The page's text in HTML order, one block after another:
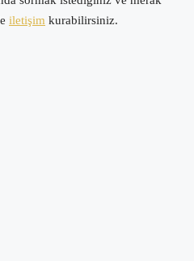
iletişim kurabilirsiniz.